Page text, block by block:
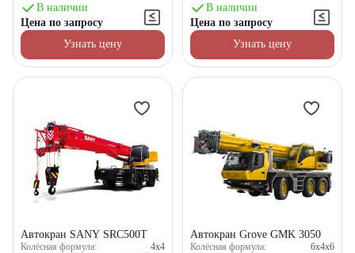
В наличии
Цена по запросу
Узнать цену
В наличии
Цена по запросу
Узнать цену
Автокран SANY SRC500T
Колёсная формула:
4x4
Автокран Grove GMK 3050
Колёсная формула:
6x4x6